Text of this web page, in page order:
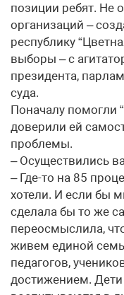
позиции ребят. Не
организаций –
республику
выборы – с
президента,
суда.
Поначалу помогли
доверили ей
проблемы.
– Осуществились
– Где-то на 85
хотели. И если бы
сделала бы то же
переосмыслила,
живем единой
педагогов,
достижением. Дети